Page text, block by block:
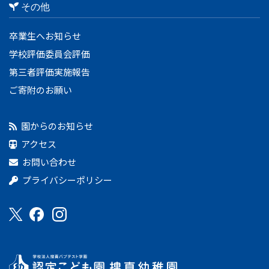
その他
卒業生へお知らせ
学校評価委員会評価
第三者評価実施報告
ご寄附のお願い
園からのお知らせ
アクセス
お問い合わせ
プライバシーポリシー